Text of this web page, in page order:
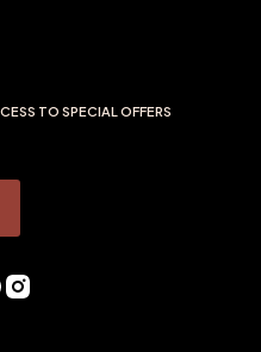
TO SPECIAL OFFERS